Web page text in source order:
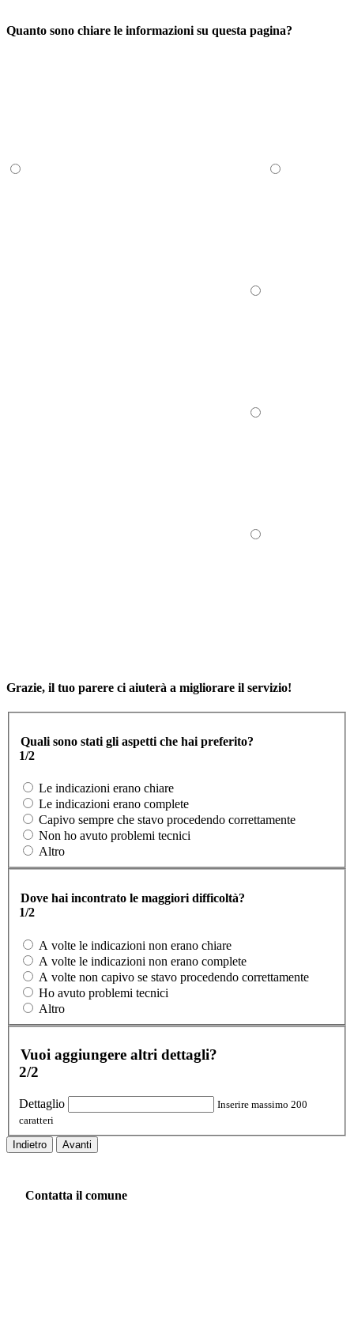
Quanto sono chiare le informazioni su questa pagina?
Grazie, il tuo parere ci aiuterà a migliorare il servizio!
Quali sono stati gli aspetti che hai preferito?
1/2
Le indicazioni erano chiare
Le indicazioni erano complete
Capivo sempre che stavo procedendo correttamente
Non ho avuto problemi tecnici
Altro
Dove hai incontrato le maggiori difficoltà?
1/2
A volte le indicazioni non erano chiare
A volte le indicazioni non erano complete
A volte non capivo se stavo procedendo correttamente
Ho avuto problemi tecnici
Altro
Vuoi aggiungere altri dettagli?
2/2
Dettaglio
Inserire massimo 200
caratteri
Indietro Avanti
Contatta il comune